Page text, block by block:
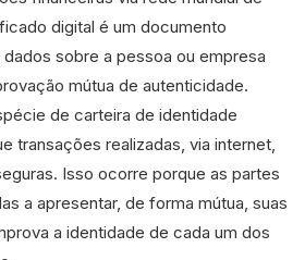
digital é um documento
sobre a pessoa ou empresa
mútua de autenticidade.
de carteira de identidade
transações realizadas, via internet,
Isso ocorre porque as partes
a apresentar, de forma mútua, suas
a identidade de cada um dos